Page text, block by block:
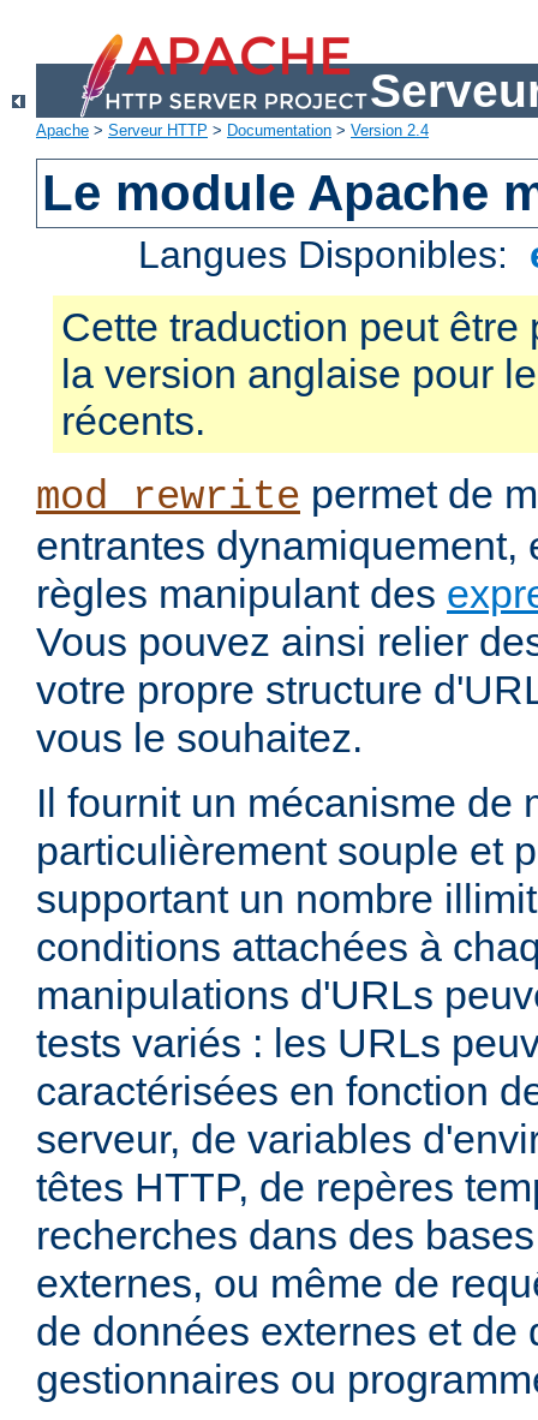
Apache > Serveur HTTP > Documentation > Version 2.4
Le module Apache
Langues Disponibles:
Cette traduction peut être
la version anglaise pour
récents.
mod_rewrite permet de
entrantes dynamiquement,
règles manipulant des
Vous pouvez ainsi relier
votre propre structure
vous le souhaitez.
Il fournit un mécanisme de
particulièrement souple et
supportant un nombre
conditions attachées à
manipulations d'URLs
tests variés : les URLs
caractérisées en fonction
serveur, de variables
têtes HTTP, de repères
recherches dans des
externes, ou même de
de données externes et de
gestionnaires ou